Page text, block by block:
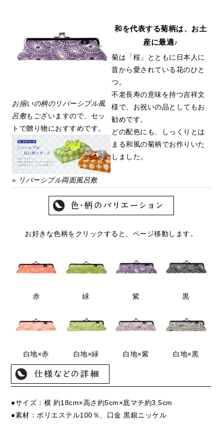
お揃いの柄のリバーシブル風
呂敷もございますので、セッ
トで贈り物におすすめです。
» リバーシブル両面風呂敷
和を代表する菊柄は、お土
産に最適♪
菊は「桜」とともに日本人に
昔から愛されている花のひと
つ。
不老長寿の意味を持つ吉祥文
様で、お祝いの品としてもお
勧めです。
どの配色にも、しっくりとは
まる和風の菊柄でお作りいた
しました。
お好きな色柄をクリックすると、ページ移動します。
赤 緑 紫 黒
白地×赤 白地×緑 白地×紫 白地×黒
●サイズ：横 約18cm×高さ約5cm×底マチ約3.5cm
●素材：ポリエステル100％、口金 黒銀ニッケル